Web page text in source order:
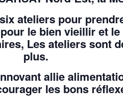
ateliers pour
le bien vieillir et
Les ateliers sont
plus.
allie
les bons